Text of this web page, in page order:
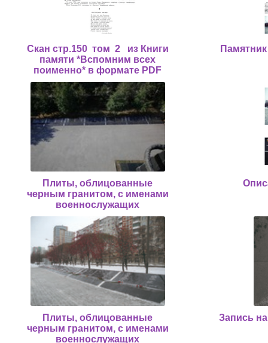
Скан стр.150 том 2 из Книги
памяти *Вспомним всех
поименно* в формате PDF
Плиты, облицованные
черным гранитом, с именами
военнослужащих
Плиты, облицованные
черным гранитом, с именами
военнослужащих
Запись